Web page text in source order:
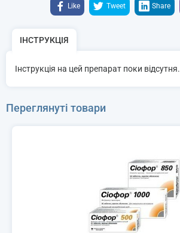
Like Tweet Share
ІНСТРУКЦІЯ
Інструкція на цей препарат поки відсутня.
Переглянуті товари